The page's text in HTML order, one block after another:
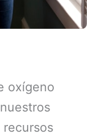
oxígeno